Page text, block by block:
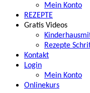
Mein Konto
REZEPTE
Gratis Videos
Rezepte
Kontakt
Login
Mein Konto
Onlinekurs